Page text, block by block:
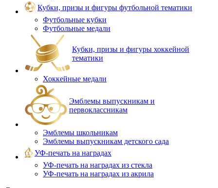
Кубки, призы и фигуры футбольной тематики
Футбольные кубки
Футбольные медали
Кубки, призы и фигуры хоккейной
тематики
Хоккейные медали
Эмблемы выпускникам и
первоклассникам
Эмблемы школьникам
Эмблемы выпускникам детского сада
УФ-печать на наградах
УФ‑печать на наградах из стекла
УФ-печать на наградах из акрила